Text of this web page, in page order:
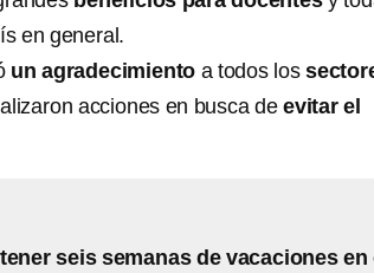
en general.
un agradecimiento a todos los
acciones en busca de evitar el
seis semanas de vacaciones en